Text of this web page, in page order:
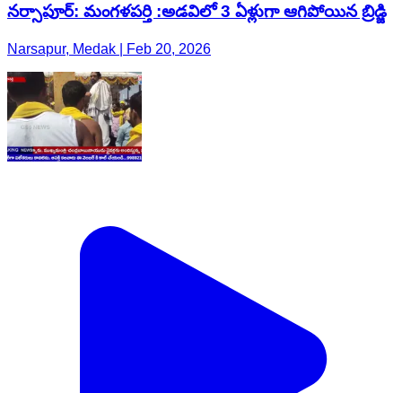
నర్సాపూర్: మంగళపర్తి :అడవిలో 3 ఏళ్లుగా ఆగిపోయిన బ్రిడ్జి
Narsapur, Medak | Feb 20, 2026